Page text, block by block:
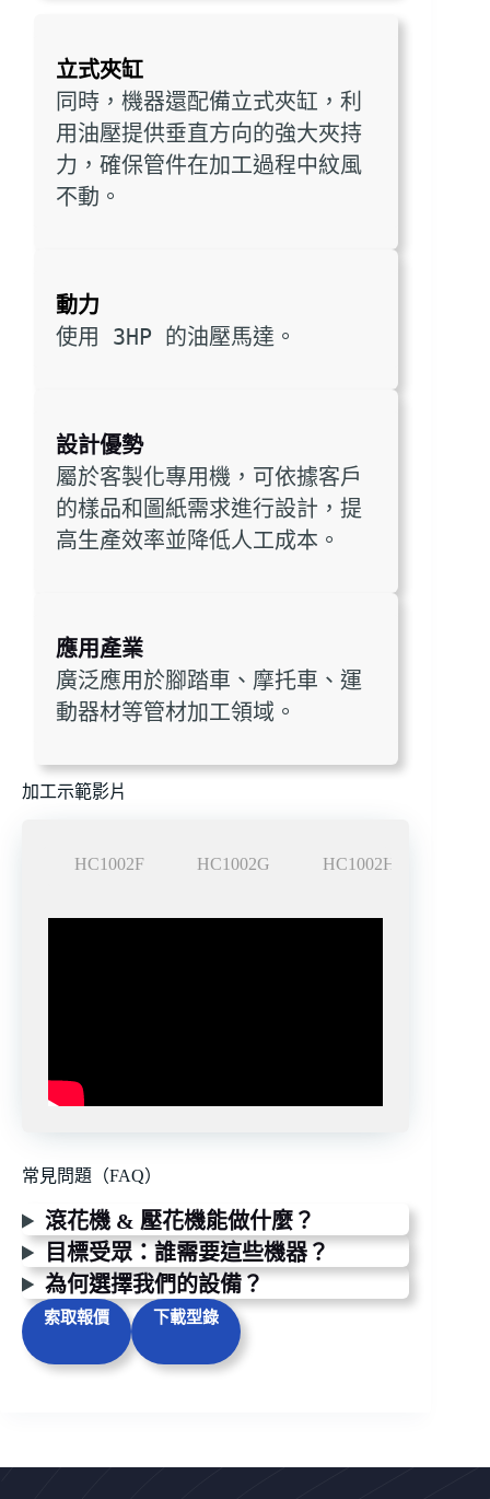
立式夾缸
同時，機器還配備立式夾缸，利
用油壓提供垂直方向的強大夾持
力，確保管件在加工過程中紋風
不動。
動力
使用 3HP 的油壓馬達。
設計優勢
屬於客製化專用機，可依據客戶
的樣品和圖紙需求進行設計，提
高生產效率並降低人工成本。
應用產業
廣泛應用於腳踏車、摩托車、運
動器材等管材加工領域。
加工示範影片
HC1002F HC1002G HC1002H
常見問題（FAQ）
滾花機 & 壓花機能做什麼？
目標受眾：誰需要這些機器？
為何選擇我們的設備？
索取報價 下載型錄